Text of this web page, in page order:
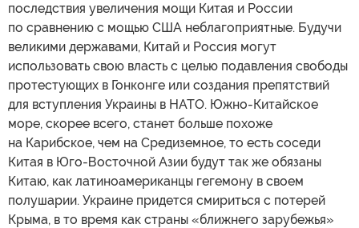
последствия увеличения мощи Китая и России
по сравнению с мощью США неблагоприятные. Будучи
великими державами, Китай и Россия могут
использовать свою власть с целью подавления свободы
протестующих в Гонконге или создания препятствий
для вступления Украины в НАТО. Южно-Китайское
море, скорее всего, станет больше похоже
на Карибское, чем на Средиземное, то есть соседи
Китая в Юго-Восточной Азии будут так же обязаны
Китаю, как латиноамериканцы гегемону в своем
полушарии. Украине придется смириться с потерей
Крыма, в то время как страны «ближнего зарубежья»